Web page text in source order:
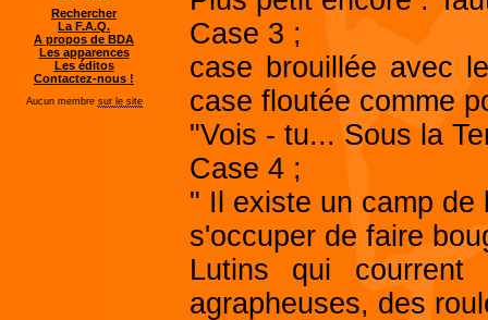
Case 3 ;
case brouillée avec
case floutée comme
"Vois - tu... Sous la
Case 4 ;
" Il existe un camp de
s'occuper de faire
Lutins qui
agrapheuses, des
Rechercher
La F.A.Q.
A propos de BDA
Les apparences
Les éditos
Contactez-nous !
Aucun membre sur le site